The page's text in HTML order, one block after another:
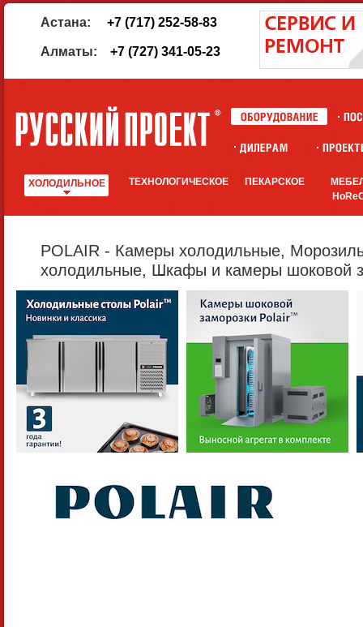
Астана: +7 (717) 252-58-83
Алматы: +7 (727) 341-05-23
ХОЛОДИЛЬНОЕ ТЕХНОЛОГИЧЕСКОЕ ПЕКАРСКОЕ
POLAIR - Камеры холодильные,
холодильные, Шкафы и камеры шоковой